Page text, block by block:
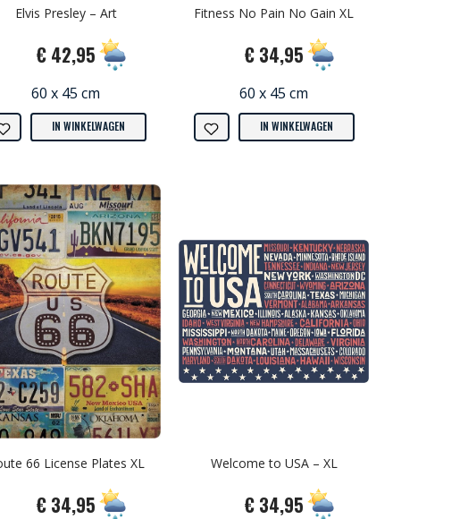
Elvis Presley – Art
€ 42,95
60 x 45 cm
IN WINKELWAGEN
Fitness No Pain No Gain XL
€ 34,95
60 x 45 cm
IN WINKELWAGEN
66 License Plates XL
€ 34,95
Welcome to USA – XL
€ 34,95